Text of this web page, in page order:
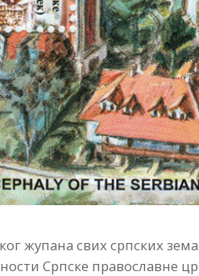
жупана свих српских
Српске православне